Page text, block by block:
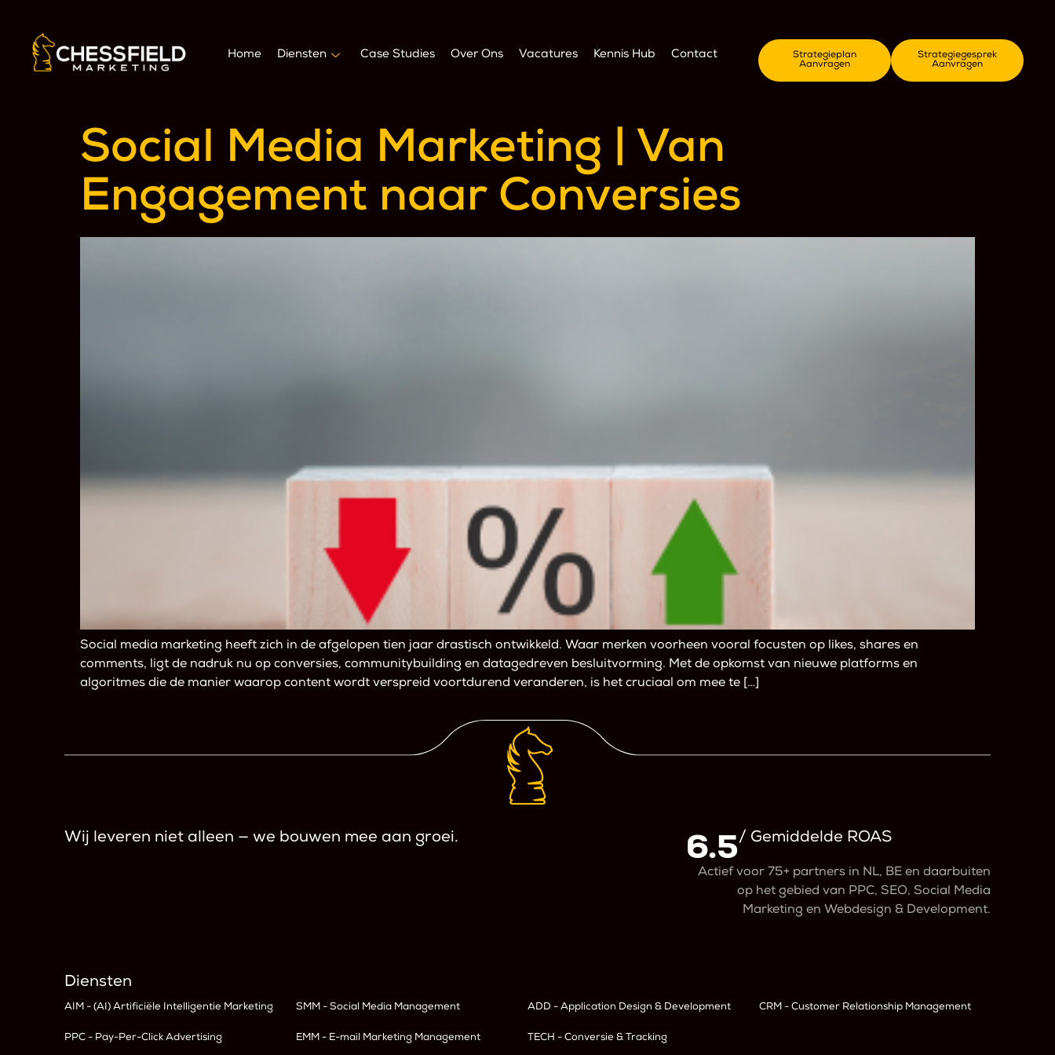
Home Diensten Case Studies Over Ons Vacatures Kennis Hub Contact
Strategieplan
Aanvragen
Strategiegesprek
Aanvragen
Social Media Marketing | Van
Engagement naar Conversies
Social media marketing heeft zich in de afgelopen tien jaar drastisch ontwikkeld. Waar merken voorheen vooral focusten op likes, shares en
comments, ligt de nadruk nu op conversies, communitybuilding en datagedreven besluitvorming. Met de opkomst van nieuwe platforms en
algoritmes die de manier waarop content wordt verspreid voortdurend veranderen, is het cruciaal om mee te […]
Wij leveren niet alleen — we bouwen mee aan groei. 6.5/ Gemiddelde ROAS
Actief voor 75+ partners in NL, BE en daarbuiten
op het gebied van PPC, SEO, Social Media
Marketing en Webdesign & Development.
Diensten
AIM - (AI) Artificiële Intelligentie Marketing
PPC - Pay-Per-Click Advertising
SMM - Social Media Management
EMM - E-mail Marketing Management
ADD - Application Design & Development
TECH - Conversie & Tracking
CRM - Customer Relationship Management